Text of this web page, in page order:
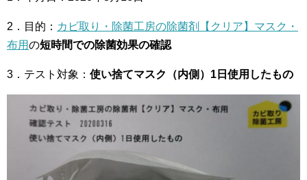
2．目的： カビ取り・除菌工房の除菌剤【クリア】マスク・
布用の短時間での除菌効果の確認
3．テスト対象： 使い捨てマスク（内側）1日使用したもの